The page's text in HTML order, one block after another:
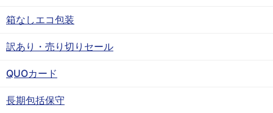
箱なしエコ包装
訳あり・売り切りセール
QUOカード
長期包括保守